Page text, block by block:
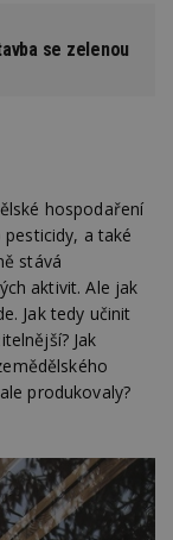
se zelenou
hospodaření
a také
stává
aktivit. Ale jak
Jak tedy učinit
Jak
produkovaly?